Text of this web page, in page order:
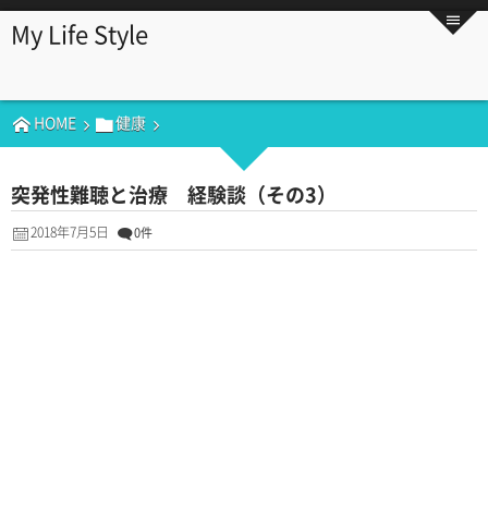
My Life Style
HOME 健康
突発性難聴と治療 経験談（その3）
2018年7月5日 0件